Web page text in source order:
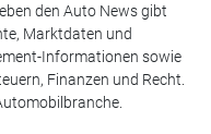
den Auto News gibt
Marktdaten und
Informationen sowie
Finanzen und Recht.